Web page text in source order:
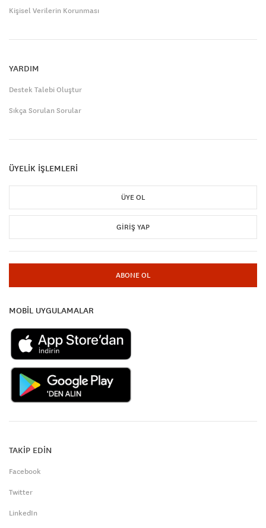
Kişisel Verilerin Korunması
YARDIM
Destek Talebi Oluştur
Sıkça Sorulan Sorular
ÜYELİK İŞLEMLERİ
ÜYE OL
GIRIŞ YAP
ABONE OL
MOBİL UYGULAMALAR
TAKİP EDİN
Facebook
Twitter
LinkedIn